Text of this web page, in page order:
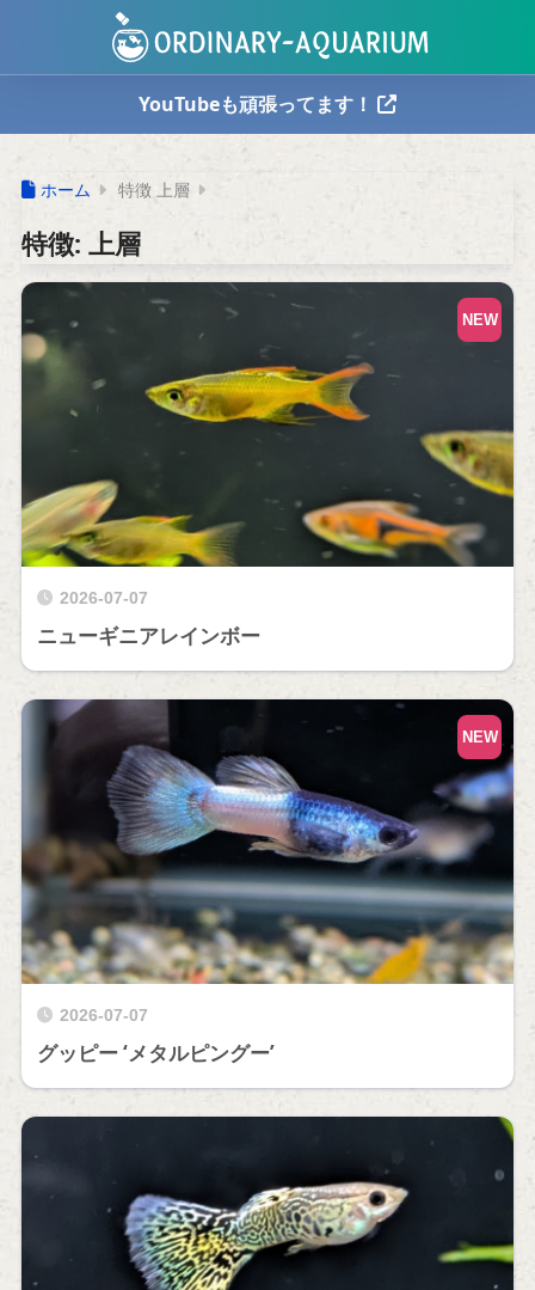
YouTubeも頑張ってます！
ホーム 特徴 上層
特徴: 上層
2026-07-07
ニューギニアレインボー
NEW
2026-07-07
グッピー ‘メタルピングー’
NEW